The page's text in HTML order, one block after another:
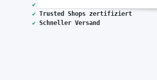
✔
✔ Trusted Shops zertifiziert
✔ Schneller Versand